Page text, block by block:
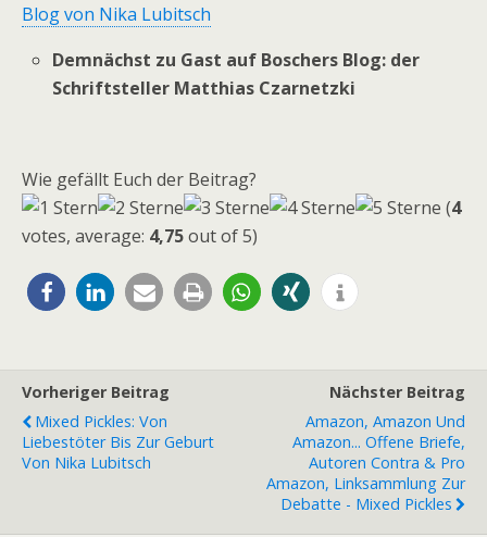
Blog von Nika Lubitsch
Demnächst zu Gast auf Boschers Blog: der
Schriftsteller Matthias Czarnetzki
Wie gefällt Euch der Beitrag?
(4
votes, average: 4,75out of 5)
Vorheriger Beitrag
Mixed Pickles: Von
Liebestöter Bis Zur Geburt
Von Nika Lubitsch
Nächster Beitrag
Amazon, Amazon Und
Amazon... Offene Briefe,
Autoren Contra & Pro
Amazon, Linksammlung Zur
Debatte - Mixed Pickles